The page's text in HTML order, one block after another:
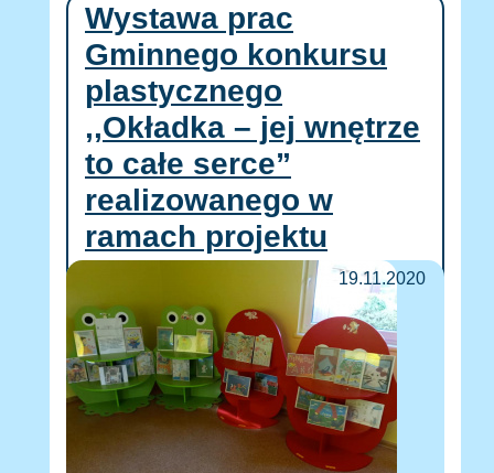
Wystawa prac
Gminnego konkursu
plastycznego
,,Okładka – jej wnętrze
to całe serce”
realizowanego w
ramach projektu
19.11.2020